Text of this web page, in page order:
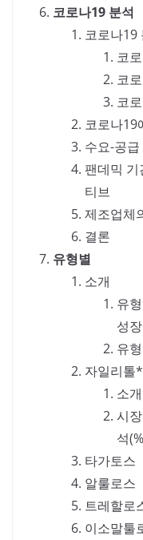
코로나19 분석
코로나19
코
코
코
코로나19
수요-공
팬데믹
티브
제조업체
결론
유형별
소개
유
성
유
자일리톨*
소개
시
석
타가토스
알룰로스
트레할로
이소말툴